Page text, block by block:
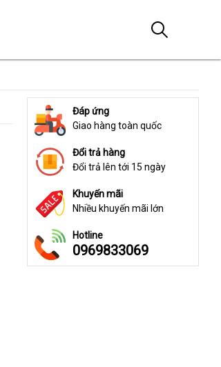
Đáp ứng
Giao hàng toàn quốc
Đổi trả hàng
Đổi trả lên tới 15 ngày
Khuyến mãi
Nhiều khuyến mãi lớn
Hotline
0969833069